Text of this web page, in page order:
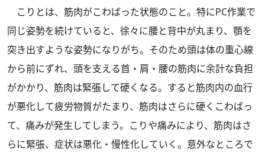
こりとは、筋肉がこわばった状態のこと。特にPC作業で
同じ姿勢を続けていると、徐々に腰と背中が丸まり、顎を
突き出すような姿勢になりがち。そのため頭は体の重心線
から前にずれ、頭を支える首・肩・腰の筋肉に余計な負担
がかかり、筋肉は緊張して硬くなる。すると筋肉内の血行
が悪化して疲労物質がたまり、筋肉はさらに硬くこわばっ
て、痛みが発生してしまう。こりや痛みにより、筋肉はさ
らに緊張、症状は悪化・慢性化していく。意外なところで